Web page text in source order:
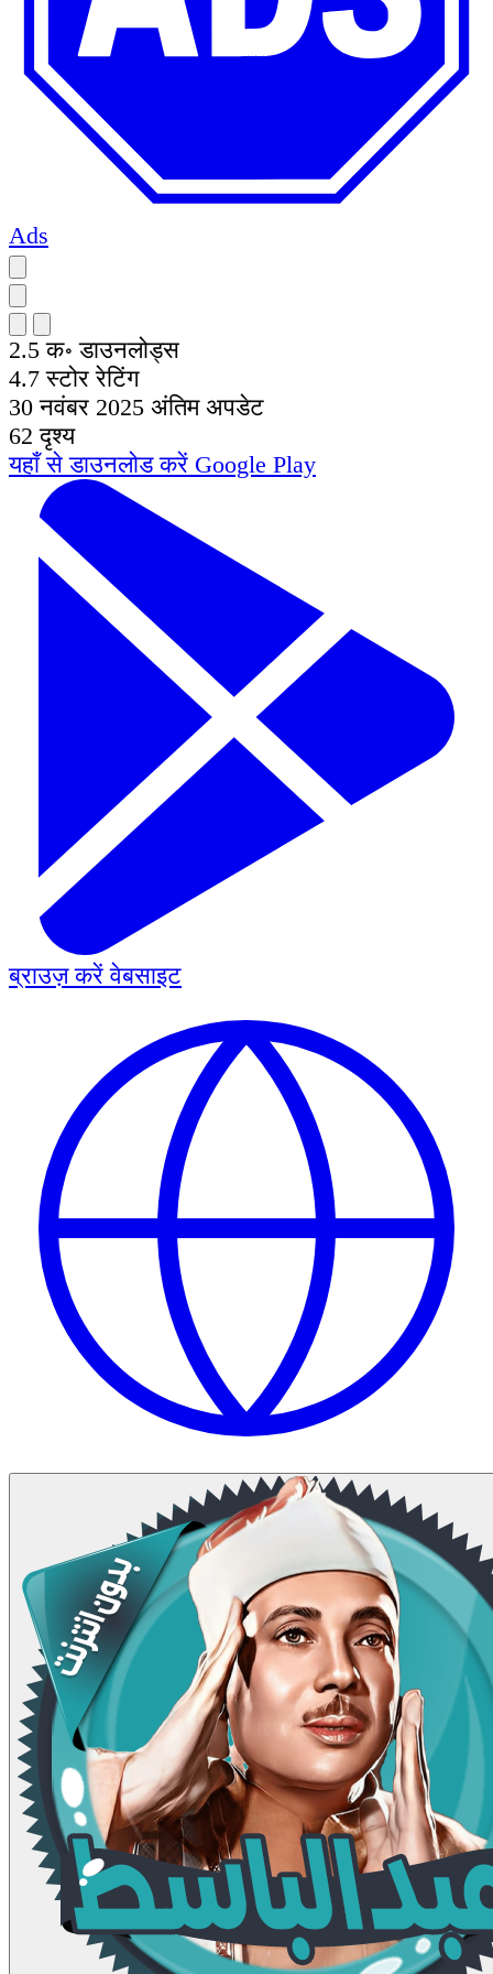
Ads
2.5 क॰ डाउनलोड्स
4.7 स्टोर रेटिंग
30 नवंबर 2025 अंतिम अपडेट
62 दृश्य
यहाँ से डाउनलोड करें Google Play
ब्राउज़ करें वेबसाइट